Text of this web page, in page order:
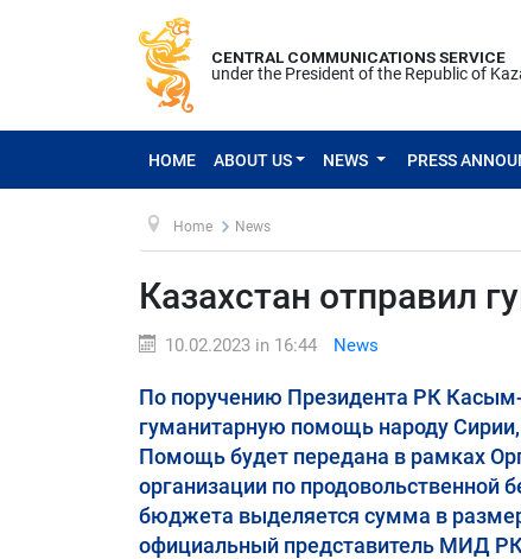
CENTRAL COMMUNICATIONS SERVICE
under the President of the Republic of
HOME ABOUT US NEWS PRESS
Home News
Казахстан отправил
10.02.2023 in 16:44 News
По поручению Президента РК
гуманитарную помощь народу
Помощь будет передана в рамках
организации по продовольственной
бюджета выделяется сумма в
официальный представитель МИД